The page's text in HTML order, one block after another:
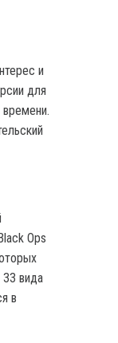
и
для
Ops
вида
в